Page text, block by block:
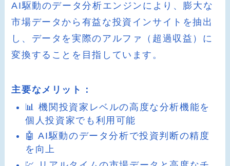
AI駆動のデータ分析エンジンにより、膨大な
市場データから有益な投資インサイトを抽出
し、データを実際のアルファ（超過収益）に
変換することを目指しています。
主要なメリット：
📊 機関投資家レベルの高度な分析機能を
個人投資家でも利用可能
🤖 AI駆動のデータ分析で投資判断の精度
を向上